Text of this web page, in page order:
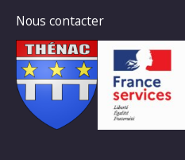
Nous contacter